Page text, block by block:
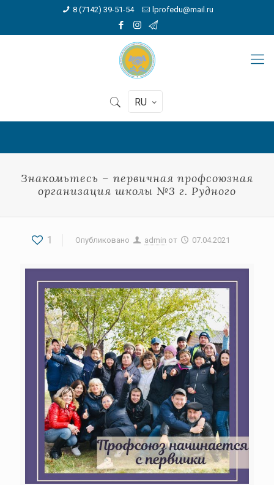
8 (7142) 39-51-54 lprofedu@mail.ru
RU
Знакомьтесь – первичная профсоюзная
организация школы №3 г. Рудного
1 Опубликовано admin от 07.04.2021